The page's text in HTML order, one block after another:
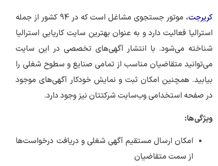
کریرجت
، موتور جستجوی مشاغل است که در 94 کشور از جمله
استرالیا فعالیت دارد و به عنوان بهترین سایت کاریابی استرالیا
شناخته می‌شود. با انتشار آگهی‌های تخصصی در این سایت
می‌توانید متقاضیان مناسب از تمامی صنایع و سطوح شغلی را
بیابید. همچنین امکان ثبت و نمایش خودکار آگهی‌های موجود
در صفحه استخدامی وب‌سایت شرکتتان نیز وجود دارد.
ویژگی‌ها:
امکان ارسال مستقیم آگهی شغلی و دریافت درخواست‌ها
از سمت متقاضیان